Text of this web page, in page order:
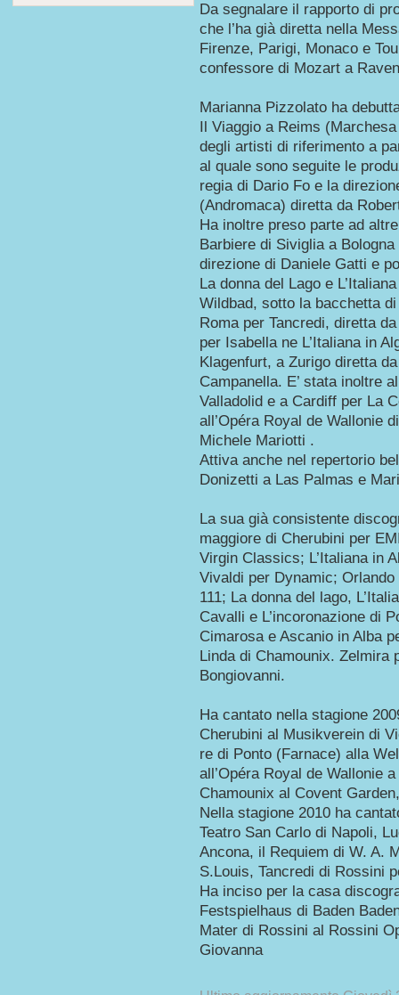
Da segnalare il rapporto di
che l’ha già diretta nella
Firenze, Parigi, Monaco e
confessore di Mozart a
Marianna Pizzolato ha
Il Viaggio a Reims
degli artisti di riferimento a
al quale sono seguite le
regia di Dario Fo e la
(Andromaca) diretta da
Ha inoltre preso parte ad
Barbiere di Siviglia a
direzione di Daniele Gatti e
La donna del Lago e
Wildbad, sotto la bacchetta di
Roma per Tancredi, diretta
per Isabella ne L’Italiana in
Klagenfurt, a Zurigo diretta
Campanella. E’ stata inoltre
Valladolid e a Cardiff per La
all’Opéra Royal de Wallonie
Michele Mariotti .
Attiva anche nel repertorio
Donizetti a Las Palmas e
La sua già consistente
maggiore di Cherubini per
Virgin Classics; L’Italiana in
Vivaldi per Dynamic;
111; La donna del lago,
Cavalli e L’incoronazione di
Cimarosa e Ascanio in Alba
Linda di Chamounix. Zelmira
Bongiovanni.
Ha cantato nella stagione
Cherubini al Musikverein di
re di Ponto (Farnace) alla
all’Opéra Royal de Wallonie
Chamounix al Covent
Nella stagione 2010 ha
Teatro San Carlo di Napoli,
Ancona, il Requiem di W. A.
S.Louis, Tancredi di Rossini
Ha inciso per la casa
Festspielhaus di Baden
Mater di Rossini al Rossini
Giovanna